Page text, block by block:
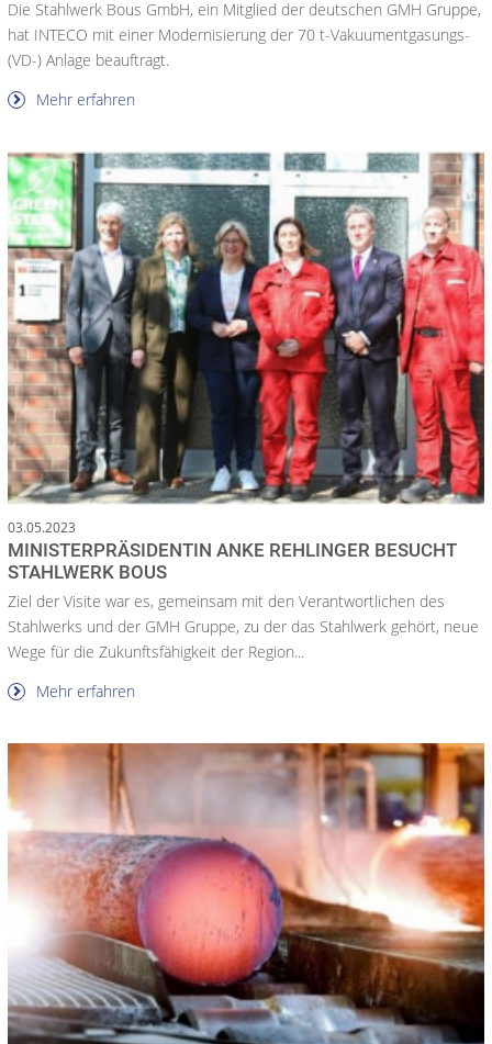
Die Stahlwerk Bous GmbH, ein Mitglied der deutschen GMH Gruppe,
hat INTECO mit einer Modernisierung der 70 t-Vakuumentgasungs-
(VD-) Anlage beauftragt.
Mehr erfahren
03.05.2023
MINISTERPRÄSIDENTIN ANKE REHLINGER BESUCHT
STAHLWERK BOUS
Ziel der Visite war es, gemeinsam mit den Verantwortlichen des
Stahlwerks und der GMH Gruppe, zu der das Stahlwerk gehört, neue
Wege für die Zukunftsfähigkeit der Region...
Mehr erfahren